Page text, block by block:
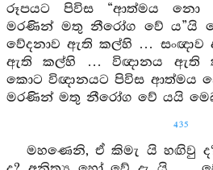
රූපයට පිවිස “ආත්මය නො
මරණින් මතු නීරෝග වේ ය”යි
වේදනාව ඇති කල්හි …
ඇති කල්හි … විඥානය ඇති
කොට විඥානයට පිවිස ආත්මය
මරණින් මතු නීරෝග වේ යයි
435
මහණෙනි, ඒ කිමැ යි හඟිවු